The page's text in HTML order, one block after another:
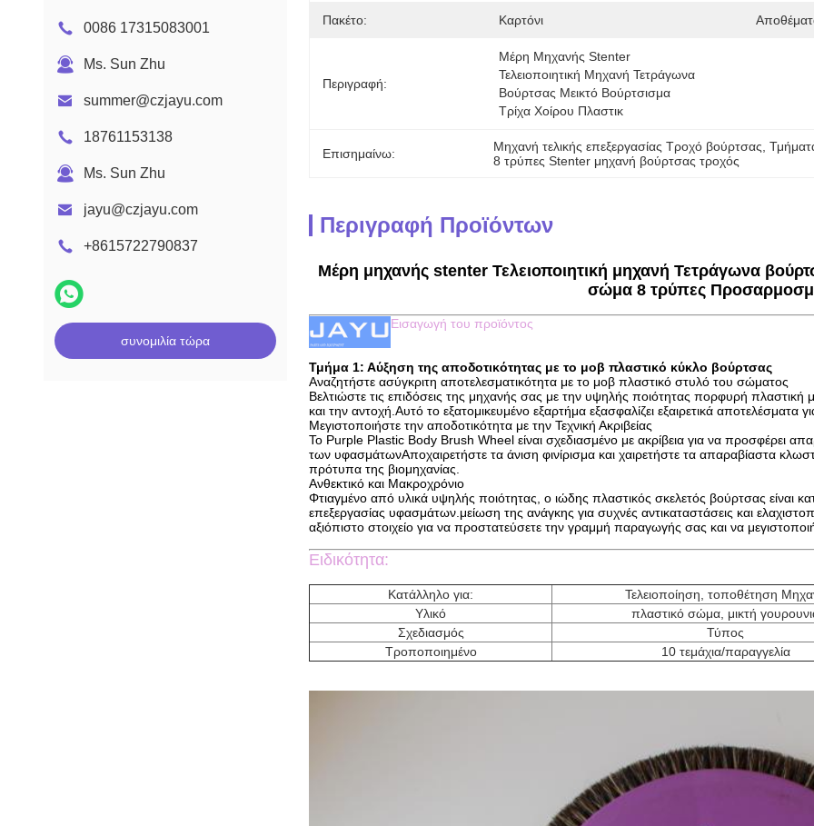
0086 17315083001
Ms. Sun Zhu
summer@czjayu.com
18761153138
Ms. Sun Zhu
jayu@czjayu.com
+8615722790837
συνομιλία τώρα
Πακέτο: Καρτόνι
Περιγραφή:
Μέρη Μηχανής Stenter
Τελειοποιητική Μηχανή Τετράγωνα
Βούρτσας Μεικτό Βούρτσισμα
Τρίχα Χοίρου Πλαστικ
Επισημαίνω: Μηχανή τελικής επεξεργασίας Τροχό βούρτσας ,
8 τρύπες Stenter μηχανή βούρτσας τροχός
Περιγραφή Προϊόντων
Μέρη μηχανής stenter Τελειοποιητική μηχανή Τετράγωνα
σώμα 8 τρύπες
Εισαγωγή του προϊόντος
Τμήμα 1: Αύξηση της αποδοτικότητας με το μοβ πλαστικό κύκλο βούρτσας
Αναζητήστε ασύγκριτη αποτελεσματικότητα με το μοβ πλαστικό στυλό του σώματος
Βελτιώστε τις επιδόσεις της μηχανής σας με την υψηλής ποιότητας πορφυρή πλαστική
και την αντοχή.Αυτό το εξατομικευμένο εξαρτήμα εξασφαλίζει εξαιρετικά αποτελέσματα
Μεγιστοποιήστε την αποδοτικότητα με την Τεχνική Ακριβείας
Το Purple Plastic Body Brush Wheel είναι σχεδιασμένο με ακρίβεια για να προσφέρει
των υφασμάτωνΑποχαιρετήστε τα άνιση φινίρισμα και χαιρετήστε τα απαραβίαστα
πρότυπα της βιομηχανίας.
Ανθεκτικό και Μακροχρόνιο
Φτιαγμένο από υλικά υψηλής ποιότητας, ο ιώδης πλαστικός σκελετός βούρτσας είναι
επεξεργασίας υφασμάτων.μείωση της ανάγκης για συχνές αντικαταστάσεις και
αξιόπιστο στοιχείο για να προστατεύσετε την γραμμή παραγωγής σας και να
Ειδικότητα:
Κατάλληλο για:
Τελειοποίηση, τοποθέτηση
Υλικό
πλαστικό σώμα, μικτή
Σχεδιασμός
Τύπος
Τροποποιημένο
10 τεμάχια/παραγγελία